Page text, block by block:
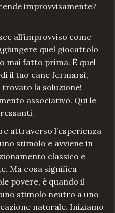
improvvisamente?
all’improvviso come
quel giocattolo
mai fatto prima. È quel
il tuo cane fermarsi,
trovato la soluzione!
associativo. Qui le
attraverso l’esperienza
stimolo e avviene in
classico e
Ma cosa significa
povere, è quando il
stimolo neutro a uno
naturale. Iniziamo